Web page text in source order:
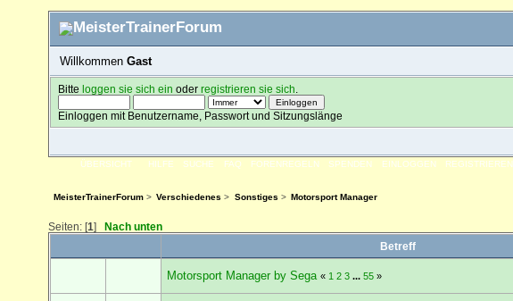
WillkommenGast
Bitte loggen sie sich ein oder registrieren sie sich
Einloggen mit Benutzername, Passwort und Sitzungslänge
ÜBERSICHT HILFE SUCHE FAQ FORENREGELN SPENDEN EINLOGGEN REGISTRIEREN
MeisterTrainerForum > Verschiedenes > Sonstiges > Motorsport Manager
Seiten: [1] Nach unten
Betreff
Motorsport Manager by Sega « 1 2 3 ...55 »